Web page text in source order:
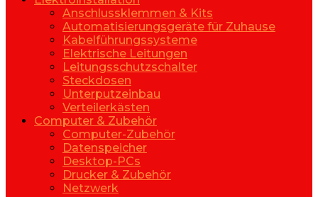
Anschlussklemmen & Kits
Automatisierungsgeräte für Zuhause
Kabelführungssysteme
Elektrische Leitungen
Leitungsschutzschalter
Steckdosen
Unterputzeinbau
Verteilerkästen
Computer & Zubehör
Computer-Zubehör
Datenspeicher
Desktop-PCs
Drucker & Zubehör
Netzwerk